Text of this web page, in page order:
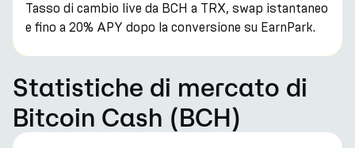
Tasso di cambio live da BCH a TRX, swap istantaneo
e fino a 20% APY dopo la conversione su EarnPark.
Statistiche di mercato di
Bitcoin Cash (BCH)